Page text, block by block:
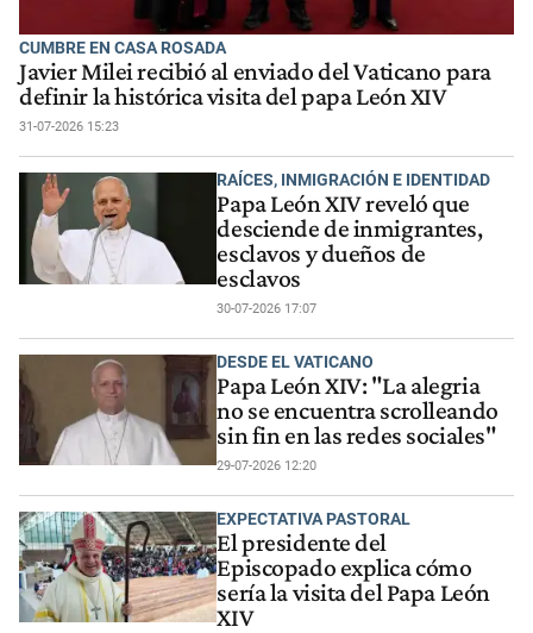
CUMBRE EN CASA ROSADA
Javier Milei recibió al enviado del Vaticano para
definir la histórica visita del papa León XIV
31-07-2026 15:23
RAÍCES, INMIGRACIÓN E IDENTIDAD
Papa León XIV reveló que
desciende de inmigrantes,
esclavos y dueños de
esclavos
30-07-2026 17:07
DESDE EL VATICANO
Papa León XIV: "La alegria
no se encuentra scrolleando
sin fin en las redes sociales"
29-07-2026 12:20
EXPECTATIVA PASTORAL
El presidente del
Episcopado explica cómo
sería la visita del Papa León
XIV